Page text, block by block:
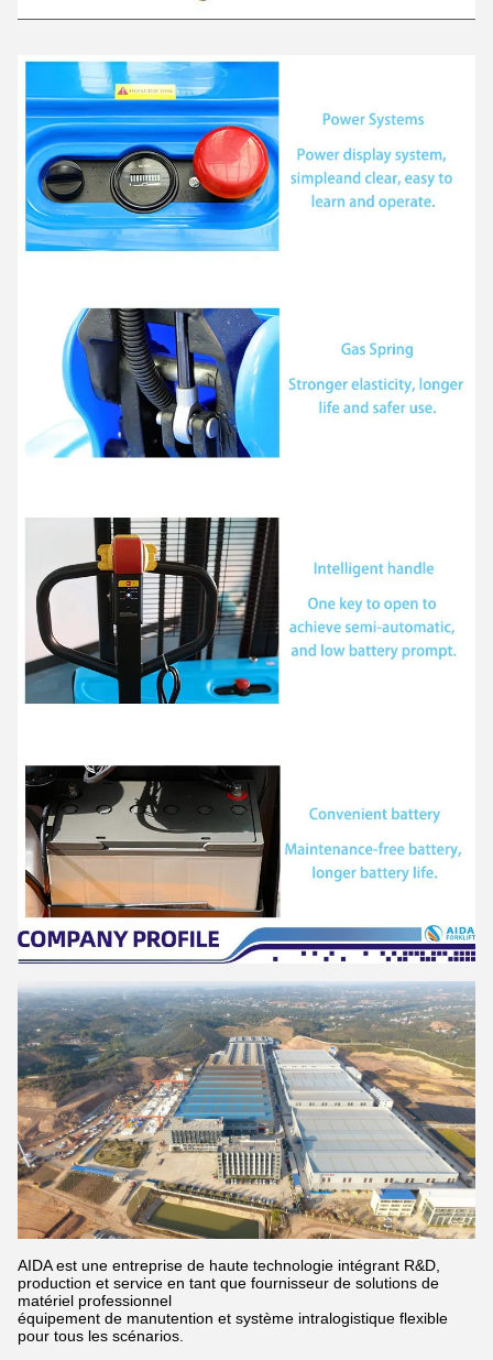
AIDA est une entreprise de haute technologie intégrant R&D,
production et service en tant que fournisseur de solutions de
matériel professionnel
équipement de manutention et système intralogistique flexible
pour tous les scénarios.